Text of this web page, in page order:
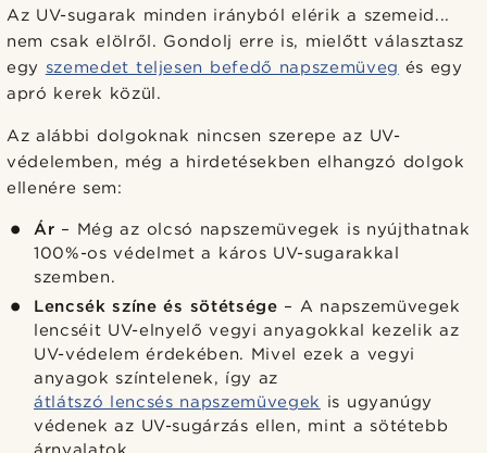
Az UV-sugarak minden irányból elérik a szemeid...
nem csak elölről. Gondolj erre is, mielőtt választasz
egy szemedet teljesen befedő napszemüveg és egy
apró kerek közül.
Az alábbi dolgoknak nincsen szerepe az UV-
védelemben, még a hirdetésekben elhangzó dolgok
ellenére sem:
Ár – Még az olcsó napszemüvegek is nyújthatnak
100%-os védelmet a káros UV-sugarakkal
szemben.
Lencsék színe és sötétsége – A napszemüvegek
lencséit UV-elnyelő vegyi anyagokkal kezelik az
UV-védelem érdekében. Mivel ezek a vegyi
anyagok színtelenek, így az
átlátszó lencsés napszemüvegek is ugyanúgy
védenek az UV-sugárzás ellen, mint a sötétebb